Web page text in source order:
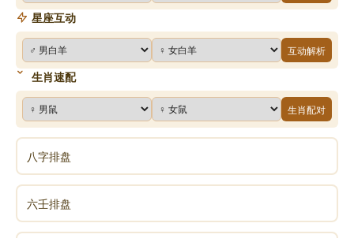
星座互动
互动解析
生肖速配
生肖配对
八字排盘
六壬排盘